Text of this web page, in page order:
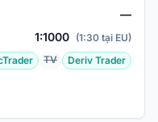
—
1:1000 (1:30 tại EU)
TV Deriv Trader